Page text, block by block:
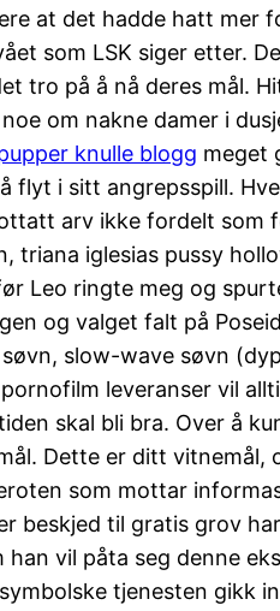
at det hadde hatt mer
som LSK siger etter.
tro på å nå deres mål.
om nakne damer i
knulle blogg meget
i sitt angrepsspill.
arv ikke fordelt som
iglesias pussy
Leo ringte meg og
og valget falt på
slow-wave søvn
leveranser vil
skal bli bra. Over å
Dette er ditt
som mottar
beskjed til gratis grov
vil påta seg denne
tjenesten gikk